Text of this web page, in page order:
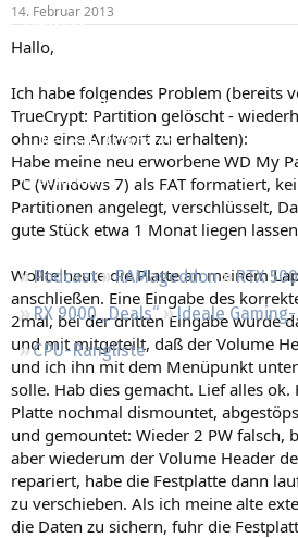
Aktuelles
Neue Beiträge
Neueste Aktivitäten
Leserartikel
Regeln
Podcast RAMageddon
RTX
RX 9000 „Deals“
Ideale Gaming-
CPU-Rangliste
e
r
t
14. Februar 2013
Hallo,
Ich habe folgendes Problem (bereits
TrueCrypt: Partition gelöscht -
ohne eine Antwort zu erhalten):
Habe meine neu erworbene WD My
PC (Windows 7) als FAT formatiert,
Partitionen angelegt, verschlüsselt,
gute Stück etwa 1 Monat liegen
Wollte heute die Platte an meinem
anschließen. Eine Eingabe des
2mal, bei der dritten Eingabe wurde
und mit mitgeteilt, daß der Volume
und ich ihn mit dem Menüpunkt
solle. Hab dies gemacht. Lief alles ok.
Platte nochmal dismountet,
und gemountet: Wieder 2 PW falsch,
aber wiederum der Volume Header
repariert, habe die Festplatte dann
zu verschieben. Als ich meine alte
die Daten zu sichern, fuhr die